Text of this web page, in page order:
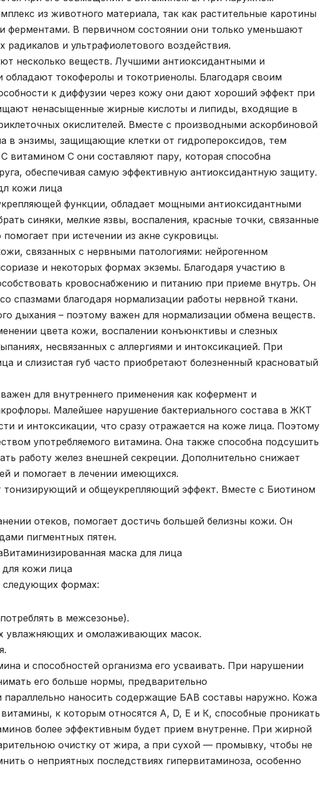
из животного материала, так как растительные каротины
ферментами. В первичном состоянии они только уменьшают
и ультрафиолетового воздействия.
несколько веществ. Лучшими антиоксидантными и
токоферолы и токотриенолы. Благодаря своим
к диффузии через кожу они дают хороший эффект при
ненасыщенные жирные кислоты и липиды, входящие в
окислителей. Вместе с производными аскорбиновой
в энзимы, защищающие клетки от гидропероксидов, тем
витамином С они составляют пару, которая способна
обеспечивая самую эффективную антиоксидантную защиту.
кожи лица
функции, обладает мощными антиоксидантными
синяки, мелкие язвы, воспаления, красные точки, связанные
при истечении из акне сукровицы.
связанных с нервными патологиями: нейрогенном
и некоторых формах экземы. Благодаря участию в
кровоснабжению и питанию при приеме внутрь. Он
спазмами благодаря нормализации работы нервной ткани.
дыхания – поэтому важен для нормализации обмена веществ.
цвета кожи, воспалении конъюнктивы и слезных
несвязанных с аллергиями и интоксикацией. При
и слизистая губ часто приобретают болезненный красноватый
для внутреннего применения как кофермент и
Малейшее нарушение бактериального состава в ЖКТ
и интоксикации, что сразу отражается на коже лица. Поэтому
употребляемого витамина. Она также способна подсушить
работу желез внешней секреции. Дополнительно снижает
и помогает в лечении имеющихся.
тонизирующий и общеукрепляющий эффект. Вместе с Биотином
отеков, помогает достичь большей белизны кожи. Он
пигментных пятен.
маска для лица
для кожи лица
формах:
в межсезонье).
увлажняющих и омолаживающих масок.
и способностей организма его усваивать. При нарушении
его больше нормы, предварительно
параллельно наносить содержащие БАВ составы наружно. Кожа
к которым относятся А, D, Е и К, способные проникать
более эффективным будет прием внутренне. При жирной
очистку от жира, а при сухой — промывку, чтобы не
о неприятных последствиях гипервитаминоза, особенно